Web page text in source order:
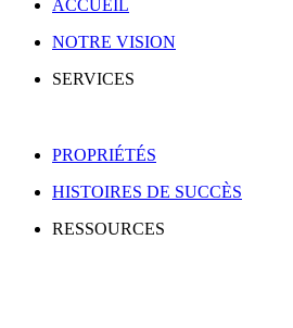
ACCUEIL
NOTRE VISION
SERVICES
PROPRIÉTÉS
HISTOIRES DE SUCCÈS
RESSOURCES